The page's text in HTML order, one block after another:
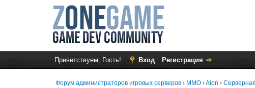
Приветствуем, Гость! Вход Регистрация
Форум администраторов игровых серверов › MMO ›Aion ›